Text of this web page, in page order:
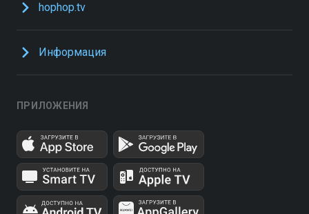
hophop.tv
Информация
ПРИЛОЖЕНИЯ